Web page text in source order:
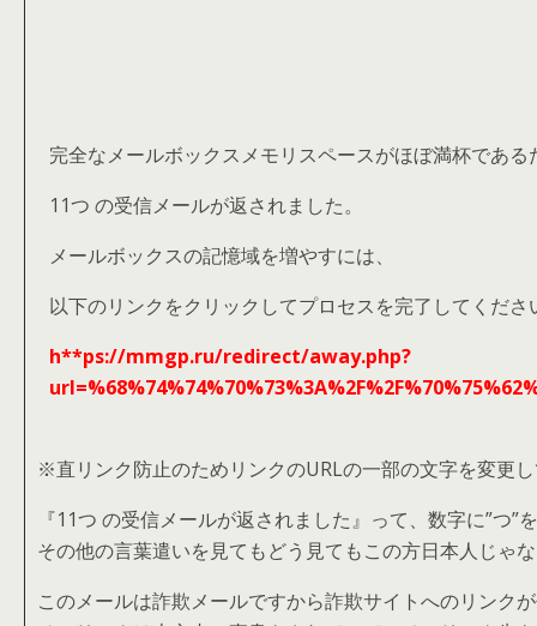
完全なメールボックスメモリスペースがほぼ満杯である
11つ の受信メールが返されました。
メールボックスの記憶域を増やすには、
以下のリンクをクリックしてプロセスを完了してくださ
h**ps://mmgp.ru/redirect/away.php?
※直リンク防止のためリンクのURLの一部の文字を変更
『11つ の受信メールが返されました』って、数字に”つ
その他の言葉遣いを見てもどう見てもこの方日本人じゃ
このメールは詐欺メールですから詐欺サイトへのリンク